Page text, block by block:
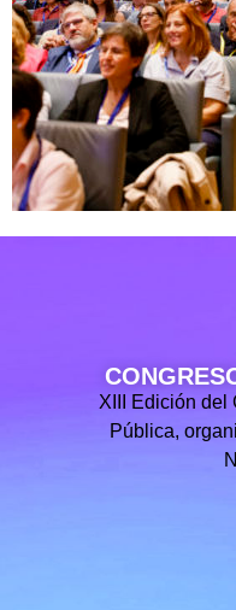
XIII Edición del
Pública,